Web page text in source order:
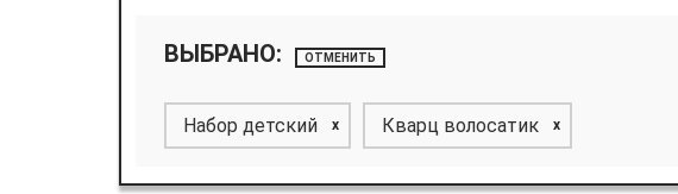
ВЫБРАНО: ОТМЕНИТЬ
Набор детский x Кварц волосатик x